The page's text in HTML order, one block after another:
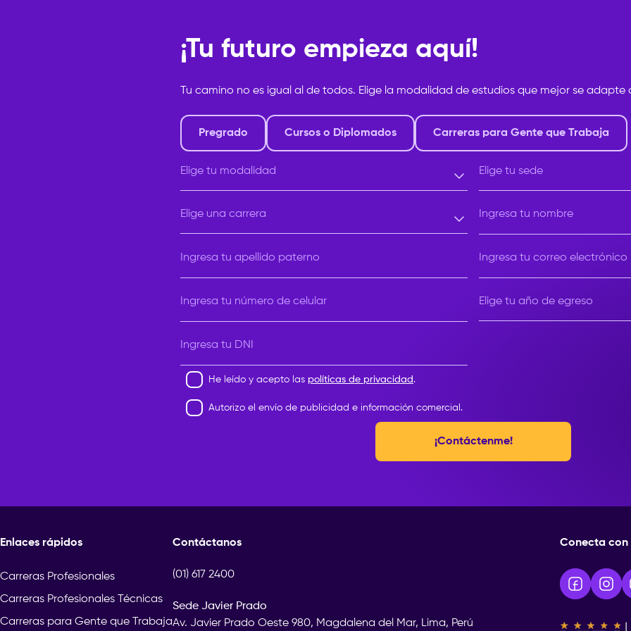
¡Tu futuro empieza aquí!
Tu camino no es igual al de todos. Elige la modalidad de estudios que mejor se adapte
Pregrado Cursos o Diplomados Carreras para Gente que Trabaja
Elige tu modalidad Elige tu sede
Elige una carrera
Ingresa tu nombre
Ingresa tu apellido paterno Ingresa tu correo electrónico
Ingresa tu número de celular Elige tu año de egreso
Ingresa tu DNI
He leído y acepto las políticas de privacidad .
Autorizo el envío de publicidad e información comercial.
¡Contáctenme!
Enlaces rápidos
Carreras Profesionales
Carreras Profesionales Técnicas
Carreras para Gente que Trabaja
Contáctanos
(01) 617 2400
Sede Javier Prado
Av. Javier Prado Oeste 980, Magdalena del Mar, Lima, Perú
Conecta con